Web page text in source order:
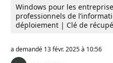
Windows pour les
professionnels de
déploiement | Clé de
a demandé 13 févr. 2025 à 10:56